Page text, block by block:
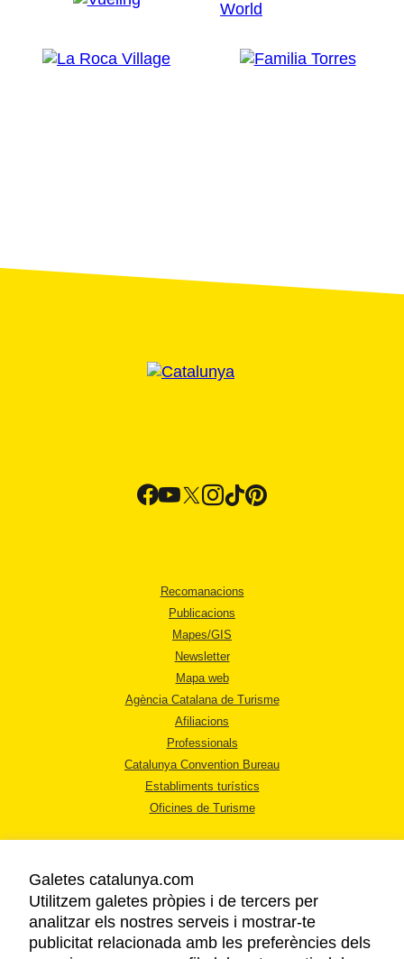
Recomanacions
Publicacions
Mapes/GIS
Newsletter
Mapa web
Agència Catalana de Turisme
Afiliacions
Professionals
Catalunya Convention Bureau
Establiments turístics
Oficines de Turisme
AVÍS LEGAL
Galetes catalunya.com
Utilitzem galetes pròpies i de tercers per
analitzar els nostres serveis i mostrar-te
publicitat relacionada amb les preferències dels